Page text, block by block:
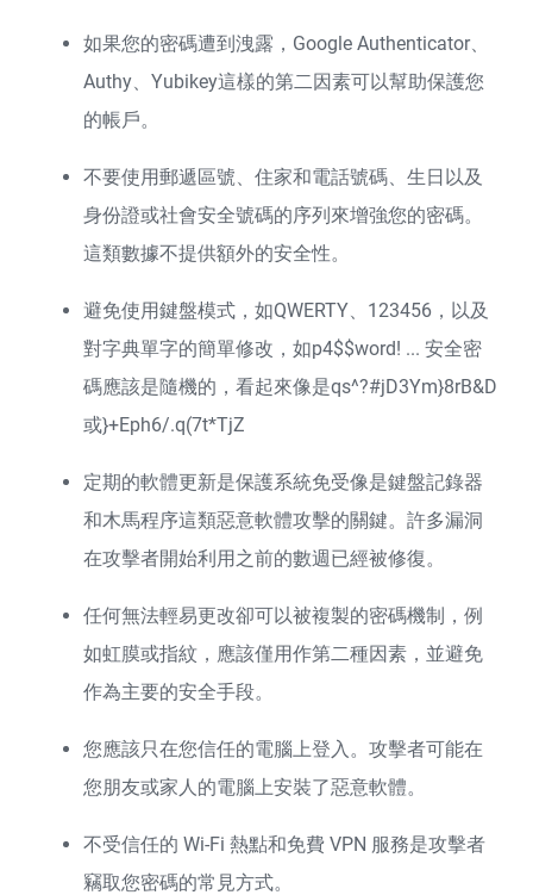
如果您的密碼遭到洩露，Google Authenticator、
Authy、Yubikey這樣的第二因素可以幫助保護您
的帳戶。
不要使用郵遞區號、住家和電話號碼、生日以及
身份證或社會安全號碼的序列來增強您的密碼。
這類數據不提供額外的安全性。
避免使用鍵盤模式，如QWERTY、123456，以及
對字典單字的簡單修改，如p4$$word! ... 安全密
碼應該是隨機的，看起來像是qs^?#jD3Ym}8rB&D
或}+Eph6/.q(7t*TjZ
定期的軟體更新是保護系統免受像是鍵盤記錄器
和木馬程序這類惡意軟體攻擊的關鍵。許多漏洞
在攻擊者開始利用之前的數週已經被修復。
任何無法輕易更改卻可以被複製的密碼機制，例
如虹膜或指紋，應該僅用作第二種因素，並避免
作為主要的安全手段。
您應該只在您信任的電腦上登入。攻擊者可能在
您朋友或家人的電腦上安裝了惡意軟體。
不受信任的 Wi-Fi 熱點和免費 VPN 服務是攻擊者
竊取您密碼的常見方式。